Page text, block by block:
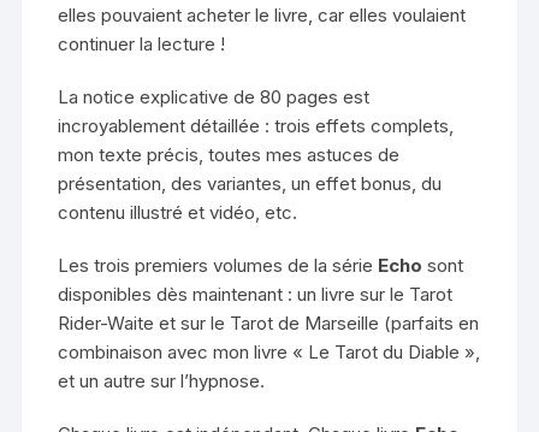
elles pouvaient acheter le livre, car elles voulaient
continuer la lecture !
La notice explicative de 80 pages est
incroyablement détaillée : trois effets complets,
mon texte précis, toutes mes astuces de
présentation, des variantes, un effet bonus, du
contenu illustré et vidéo, etc.
Les trois premiers volumes de la série Echosont
disponibles dès maintenant : un livre sur le Tarot
Rider-Waite et sur le Tarot de Marseille (parfaits en
combinaison avec mon livre « Le Tarot du Diable »,
et un autre sur l’hypnose.